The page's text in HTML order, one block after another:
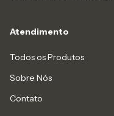
Atendimento
Todos os Produtos
Sobre Nós
Contato